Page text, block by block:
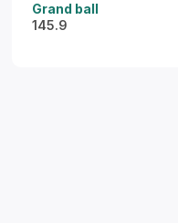
Grand ball
145.9